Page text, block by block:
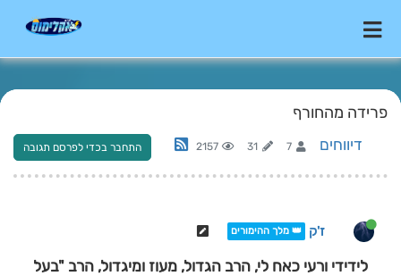
פרידה מהחורף
דיווחים 7
31
2157 התחבר בכדי לפרסם תגובה
ז'ק 👑 מלך ההימורים
לידידי ורעי כאח לי, הרב הגדול, מעוז ומיגדול, הרב "בעל